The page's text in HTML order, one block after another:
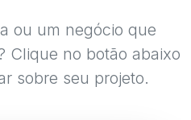
ou um negócio que
Clique no botão abaixo
sobre seu projeto.